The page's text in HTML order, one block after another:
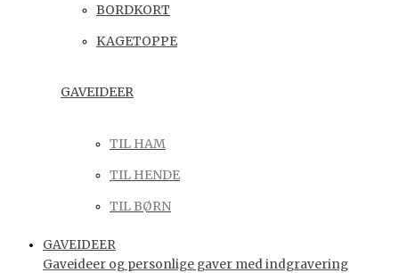
BORDKORT
KAGETOPPE
GAVEIDEER
TIL HAM
TIL HENDE
TIL BØRN
GAVEIDEER
Gaveideer og personlige gaver med indgravering